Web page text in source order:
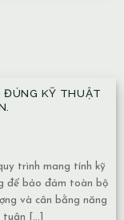
KỸ THUẬT
mang tính kỹ
đảm toàn bộ
cân bằng năng
[...]